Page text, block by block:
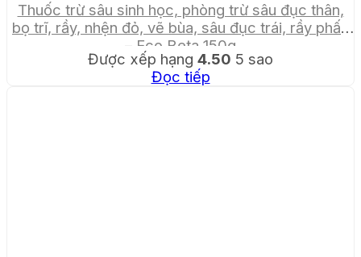
Thuốc trừ sâu sinh học, phòng trừ sâu đục thân,
bọ trĩ, rầy, nhện đỏ, vẽ bùa, sâu đục trái, rầy phấn
– Eco Beta 150g
Được xếp hạng 4.50 5 sao
Đọc tiếp